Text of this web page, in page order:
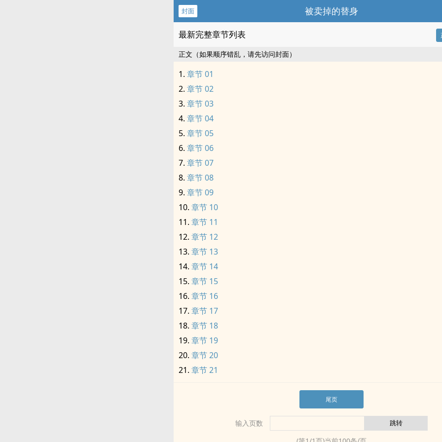
封面 被卖掉的替身
最新完整章节列表
正文（如果顺序错乱，请先访问封面）
章节 01
章节 02
章节 03
章节 04
章节 05
章节 06
章节 07
章节 08
章节 09
章节 10
章节 11
章节 12
章节 13
章节 14
章节 15
章节 16
章节 17
章节 18
章节 19
章节 20
章节 21
尾页
输入页数